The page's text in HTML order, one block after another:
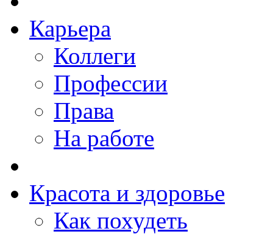
Карьера
Коллеги
Профессии
Права
На работе
Красота и здоровье
Как похудеть